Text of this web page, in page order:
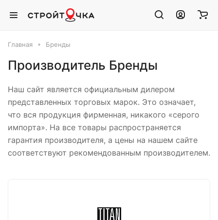
Главная Бренды
Производитель Бренды
Наш сайт является официальным дилером
представленных торговых марок. Это означает,
что вся продукция фирменная, никакого «серого
импорта». На все товары распространяется
гарантия производителя, а цены на нашем сайте
соответствуют рекомендованным производителем.